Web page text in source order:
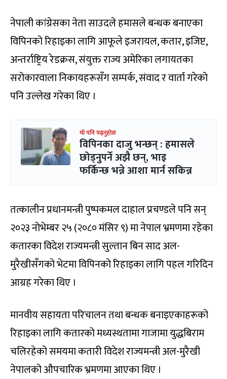
नेपाली कांग्रेसका नेता साउदले हमासले बन्धक बनाएका
विपिनको रिहाइका लागि आफूले इजरायल, कतार, इजिप्ट,
अन्तर्राष्ट्रिय रेडक्रस, संयुक्त राज्य अमेरिका लगायतका
सरोकारवाला निकायहरूसँग सम्पर्क, संवाद र वार्ता गरेको
पनि उल्लेख गरेका थिए ।
यो पनि पढ्नुहोस
विपिनका दाजु भन्छन् : हमासले
छोड्नुपर्ने अझै छन्, भाइ
फर्किन्छ भन्ने आशा मार्न सकिन्न
तत्कालीन प्रधानमन्त्री पुष्पकमल दाहाल प्रचण्डले पनि सन्
२०२३ नोभेम्बर २५ (२०८० मंसिर ९) मा नेपाल भ्रमणमा रहेका
कतारका विदेश राज्यमन्त्री सुल्तान बिन साद अल-
मुरैखीसँगको भेटमा विपिनको रिहाइका लागि पहल गरिदिन
आग्रह गरेका थिए ।
मानवीय सहायता परिचालन तथा बन्धक बनाइएकाहरूको
रिहाइका लागि कतारको मध्यस्थतामा गाजामा युद्धबिराम
चलिरहेको समयमा कतारी विदेश राज्यमन्त्री अल-मुरैखी
नेपालको औपचारिक भ्रमणमा आएका थिए ।